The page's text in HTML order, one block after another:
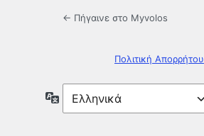
← Πήγαινε στο Myvolos
Πολιτική Απορρήτου
Γλώσσα